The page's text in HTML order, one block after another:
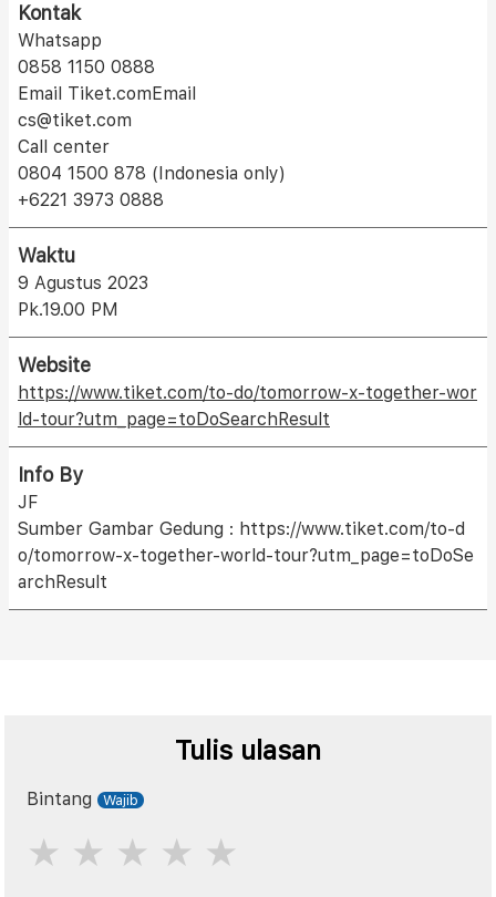
Kontak
Whatsapp
0858 1150 0888
Email Tiket.comEmail
cs@tiket.com
Call center
0804 1500 878 (Indonesia only)
+6221 3973 0888
Waktu
9 Agustus 2023
Pk.19.00 PM
Website
https://www.tiket.com/to-do/tomorrow-x-together-wor
ld-tour?utm_page=toDoSearchResult
Info By
JF
Sumber Gambar Gedung : https://www.tiket.com/to-d
o/tomorrow-x-together-world-tour?utm_page=toDoSe
archResult
Tulis ulasan
Bintang